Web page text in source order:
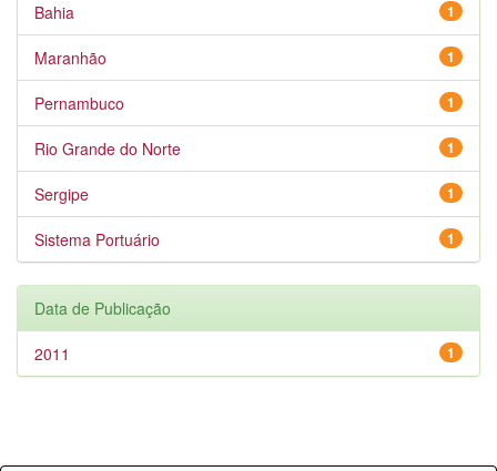
1
Bahia
1
Maranhão
1
Pernambuco
1
Rio Grande do Norte
1
Sergipe
1
Sistema Portuário
Data de Publicação
1
2011